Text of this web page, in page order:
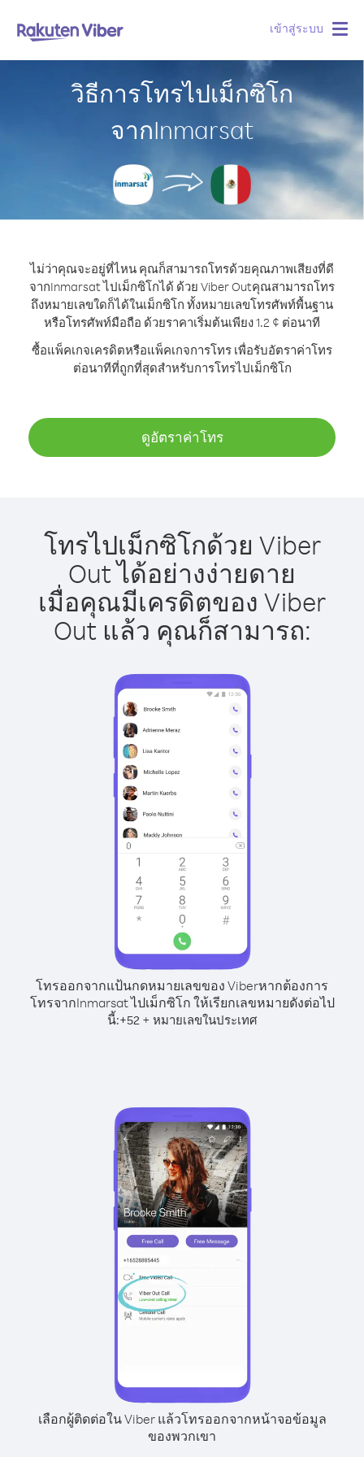
เข้าสู่ระบบ
วิธีการโทรไปเม็กซิโก
จากInmarsat
ไม่ว่าคุณจะอยู่ที่ไหน คุณก็สามารถโทรด้วยคุณภาพเสียงที่ดี
จากInmarsat ไปเม็กซิโกได้ ด้วย Viber Outคุณสามารถโทร
ถึงหมายเลขใดก็ได้ในเม็กซิโก ทั้งหมายเลขโทรศัพท์พื้นฐาน
หรือโทรศัพท์มือถือ ด้วยราคาเริ่มต้นเพียง 1.2 ¢ ต่อนาที
ซื้อแพ็คเกจเครดิตหรือแพ็คเกจการโทร เพื่อรับอัตราค่าโทร
ต่อนาทีที่ถูกที่สุดสำหรับการโทรไปเม็กซิโก
ดูอัตราค่าโทร
โทรไปเม็กซิโกด้วย Viber
Out ได้อย่างง่ายดาย
เมื่อคุณมีเครดิตของ Viber
Out แล้ว คุณก็สามารถ:
โทรออกจากแป้นกดหมายเลขของ Viberหากต้องการ
โทรจากInmarsat ไปเม็กซิโก ให้เรียกเลขหมายดังต่อไป
นี้:+52+ หมายเลขในประเทศ
เลือกผู้ติดต่อใน Viber แล้วโทรออกจากหน้าจอข้อมูล
ของพวกเขา